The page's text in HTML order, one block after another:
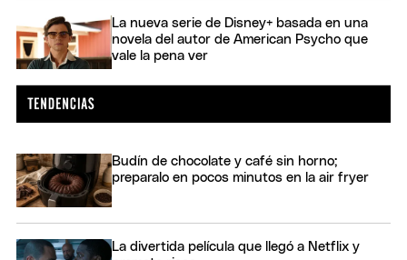
La nueva serie de Disney+ basada en una
novela del autor de American Psycho que
vale la pena ver
Budín de chocolate y café sin horno;
preparalo en pocos minutos en la air fryer
La divertida película que llegó a Netflix y